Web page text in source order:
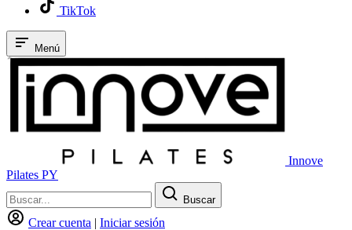
TikTok
Menú
Innove
Pilates PY
Buscar
Crear cuenta | Iniciar sesión